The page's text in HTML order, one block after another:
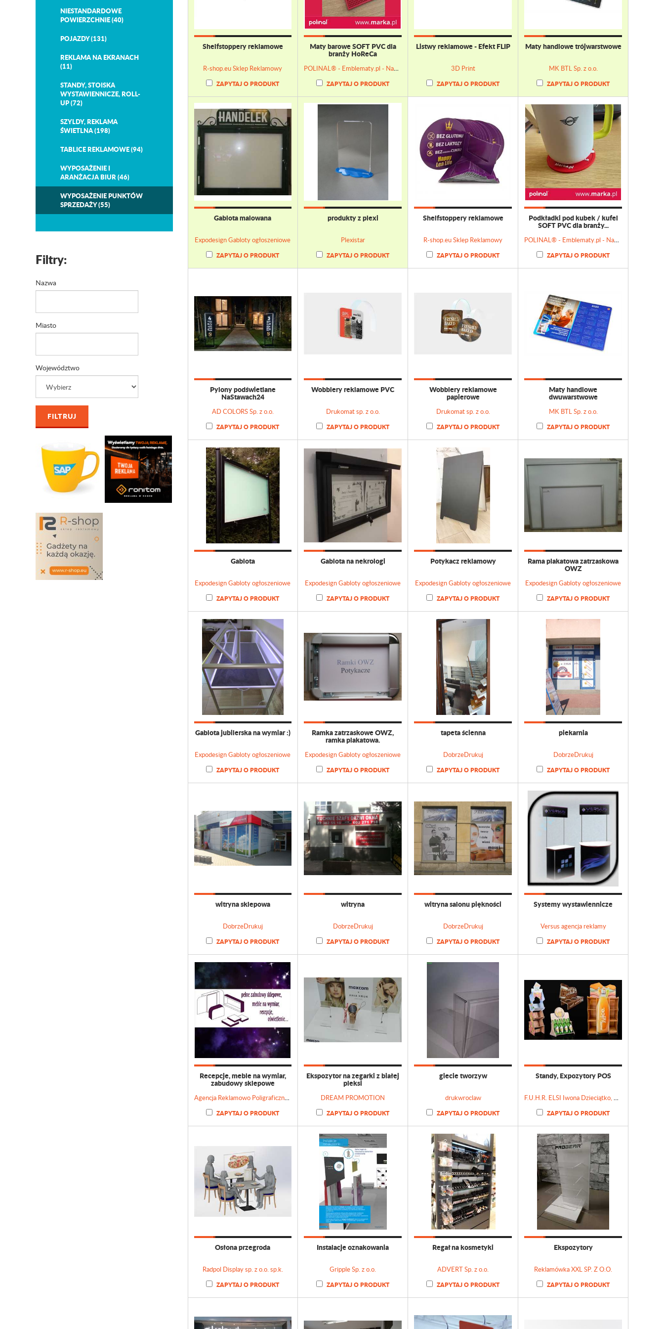
NIESTANDARDOWE
POWIERZCHNIE (40)
POJAZDY (131)
REKLAMA NA EKRANACH
(11)
STANDY, STOISKA
WYSTAWIENNICZE, ROLL-
UP (72)
SZYLDY, REKLAMA
ŚWIETLNA (198)
TABLICE REKLAMOWE (94)
WYPOSAŻENIE I
ARANŻACJA BIUR (46)
WYPOSAŻENIE PUNKTÓW
SPRZEDAŻY (55)
Filtry:
Nazwa
Miasto
Województwo
Shelfstoppery reklamowe
R-shop.eu Sklep Reklamowy
ZAPYTAJ O PRODUKT
Maty barowe SOFT PVC dla
branży HoReCa
POLINAL® - Emblematy.pl - Naklejki wypukłe 3D, Emblematy chromowane, Tabliczki, Etykiety
ZAPYTAJ O PRODUKT
Listwy reklamowe - Efekt FLIP
3D Print
ZAPYTAJ O PRODUKT
Maty handlowe trójwarstwowe
MK BTL Sp. z o.o.
ZAPYTAJ O PRODUKT
Gablota malowana
Expodesign Gabloty ogłoszeniowe
ZAPYTAJ O PRODUKT
produkty z plexi
Plexistar
ZAPYTAJ O PRODUKT
Shelfstoppery reklamowe
R-shop.eu Sklep Reklamowy
ZAPYTAJ O PRODUKT
Podkładki pod kubek / kufel
SOFT PVC dla branży...
POLINAL® - Emblematy.pl - Naklejki wypukłe 3D, Emblematy chromowane, Tabliczki, Etykiety
ZAPYTAJ O PRODUKT
Pylony podświetlane
NaStawach24
AD COLORS Sp. z o.o.
ZAPYTAJ O PRODUKT
Wobblery reklamowe PVC
Drukomat sp. z o.o.
ZAPYTAJ O PRODUKT
Wobblery reklamowe
papierowe
Drukomat sp. z o.o.
ZAPYTAJ O PRODUKT
Maty handlowe
dwuwarstwowe
MK BTL Sp. z o.o.
ZAPYTAJ O PRODUKT
Gablota
Expodesign Gabloty ogłoszeniowe
ZAPYTAJ O PRODUKT
Gablota na nekrologi
Expodesign Gabloty ogłoszeniowe
ZAPYTAJ O PRODUKT
Potykacz reklamowy
Expodesign Gabloty ogłoszeniowe
ZAPYTAJ O PRODUKT
Rama plakatowa zatrzaskowa
OWZ
Expodesign Gabloty ogłoszeniowe
ZAPYTAJ O PRODUKT
Gablota jubilerska na wymiar :)
Expodesign Gabloty ogłoszeniowe
ZAPYTAJ O PRODUKT
Ramka zatrzaskowe OWZ,
ramka plakatowa.
Expodesign Gabloty ogłoszeniowe
ZAPYTAJ O PRODUKT
tapeta ścienna
DobrzeDrukuj
ZAPYTAJ O PRODUKT
piekarnia
DobrzeDrukuj
ZAPYTAJ O PRODUKT
witryna sklepowa
DobrzeDrukuj
ZAPYTAJ O PRODUKT
witryna
DobrzeDrukuj
ZAPYTAJ O PRODUKT
witryna salonu piękności
DobrzeDrukuj
ZAPYTAJ O PRODUKT
Systemy wystawiennicze
Versus agencja reklamy
ZAPYTAJ O PRODUKT
Recepcje, meble na wymiar,
zabudowy sklepowe
Agencja Reklamowo Poligraficzna GRAFFITI
ZAPYTAJ O PRODUKT
Ekspozytor na zegarki z białej
pleksi
DREAM PROMOTION
ZAPYTAJ O PRODUKT
giecie tworzyw
drukwroclaw
ZAPYTAJ O PRODUKT
Standy, Expozytory POS
F.U.H.R. ELSI Iwona Dzieciątko, Sławek Dzieciątko
ZAPYTAJ O PRODUKT
Osłona przegroda
Radpol Display sp. z o.o. sp.k.
ZAPYTAJ O PRODUKT
Instalacje oznakowania
Gripple Sp. z o.o.
ZAPYTAJ O PRODUKT
Regał na kosmetyki
ADVERT Sp. z o.o.
ZAPYTAJ O PRODUKT
Ekspozytory
Reklamówka XXL SP. Z O.O.
ZAPYTAJ O PRODUKT